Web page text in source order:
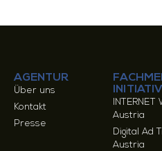
AGENTUR
Über uns
Kontakt
Presse
INTERNET
Austria
Digital Ad
Austria